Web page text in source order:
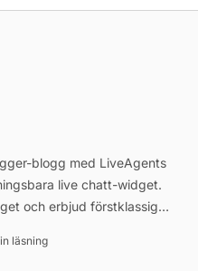
blogg med LiveAgents
live chatt-widget.
och erbjud förstklassig
läsning